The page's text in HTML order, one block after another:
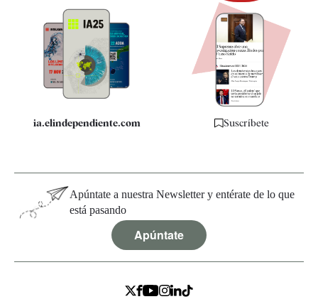
Quiénes somos
Especificaciones
ia.elindependiente.com Suscríbete
Apúntate a nuestra Newsletter y entérate de lo que
está pasando
Apúntate